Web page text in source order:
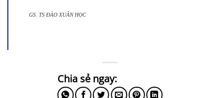
GS. TS ĐÀO XUÂN HỌC